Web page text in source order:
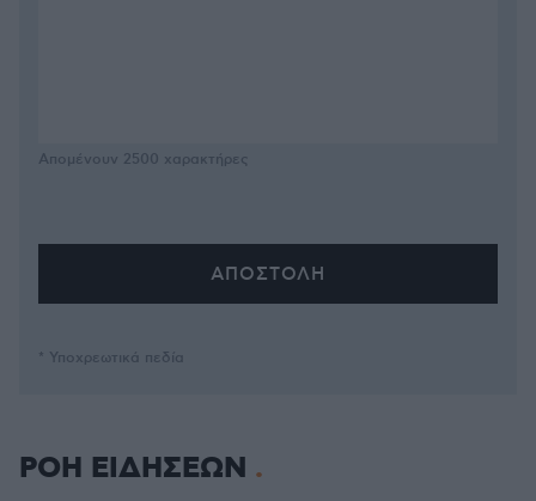
Απομένουν 2500 χαρακτήρες
* Υποχρεωτικά πεδία
ΡΟΗ ΕΙΔΗΣΕΩΝ